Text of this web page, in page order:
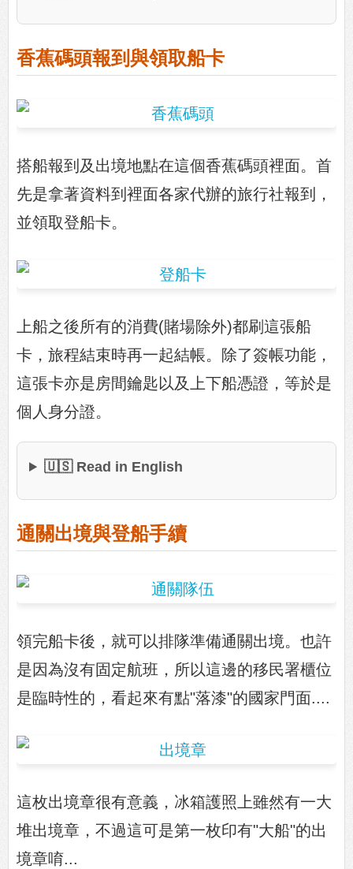
香蕉碼頭報到與領取船卡
搭船報到及出境地點在這個香蕉碼頭裡面。首
先是拿著資料到裡面各家代辦的旅行社報到，
並領取登船卡。
上船之後所有的消費(賭場除外)都刷這張船
卡，旅程結束時再一起結帳。除了簽帳功能，
這張卡亦是房間鑰匙以及上下船憑證，等於是
個人身分證。
🇺🇸 Read in English
通關出境與登船手續
領完船卡後，就可以排隊準備通關出境。也許
是因為沒有固定航班，所以這邊的移民署櫃位
是臨時性的，看起來有點"落漆"的國家門面....
這枚出境章很有意義，冰箱護照上雖然有一大
堆出境章，不過這可是第一枚印有"大船"的出
境章唷...